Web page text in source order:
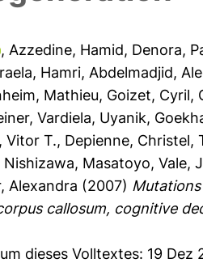
, Azzedine, Hamid, Denora,
, Hamri, Abdelmadjid,
Mathieu, Goizet, Cyril,
Vardiela, Uyanik,
Vitor T., Depienne, Christel,
Nishizawa, Masatoyo, Vale,
Alexandra (2007)
callosum, cognitive
dieses Volltextes: 19 Dez